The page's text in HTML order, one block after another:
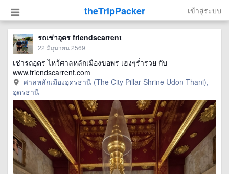
theTripPacker เข้าสู่ระบบ
รถเช่าอุดร friendscarrent
22 มิถุนายน 2569
เช่ารถอุดร ไหว้ศาลหลักเมืองขอพร เฮงๆร่ำรวย กับ
www.friendscarrent.com
ศาลหลักเมืองอุดรธานี (The City Pillar Shrine Udon Thani),
อุดรธานี